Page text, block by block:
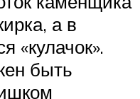
а в
«кулачок».
быть